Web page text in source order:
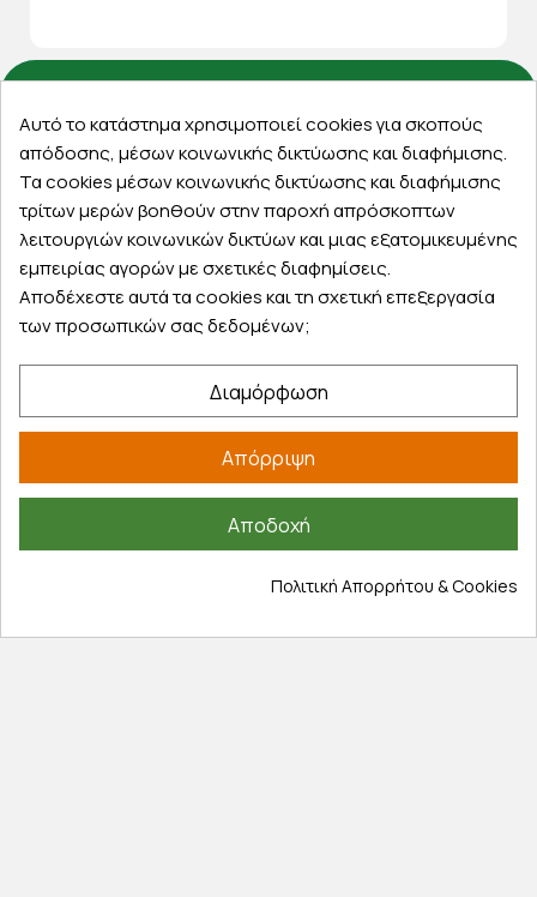
Εξυπηρέτηση πελατών
Λογαριασμός
Τα αγαπημένα μου
Τρόποι παραγγελίας
Τρόποι πληρωμής
Έξοδα αποστολής
Επιστροφές προϊοντων
Εξέλιξη παραγγελίας
Πληροφορίες
Σχετικά με εμάς
Άρθρα
Αυτό το κατάστημα χρησιμοποιεί cookies για σκοπούς
απόδοσης, μέσων κοινωνικής δικτύωσης και διαφήμισης.
Τα cookies μέσων κοινωνικής δικτύωσης και διαφήμισης
τρίτων μερών βοηθούν στην παροχή απρόσκοπτων
λειτουργιών κοινωνικών δικτύων και μιας εξατομικευμένης
εμπειρίας αγορών με σχετικές διαφημίσεις.
Αποδέχεστε αυτά τα cookies και τη σχετική επεξεργασία
των προσωπικών σας δεδομένων;
Διαμόρφωση
Απόρριψη
Αποδοχή
Πολιτική Απορρήτου & Cookies